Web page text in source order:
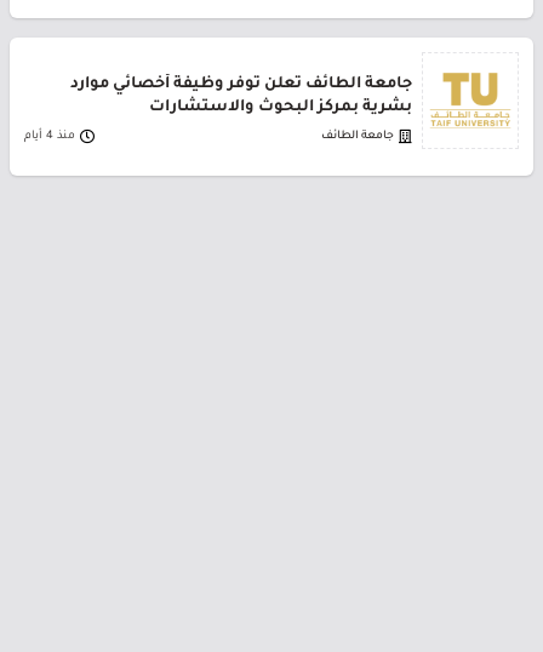
جامعة الطائف تعلن توفر وظيفة أخصائي موارد
بشرية بمركز البحوث والاستشارات
جامعة الطائف منذ 4 أيام